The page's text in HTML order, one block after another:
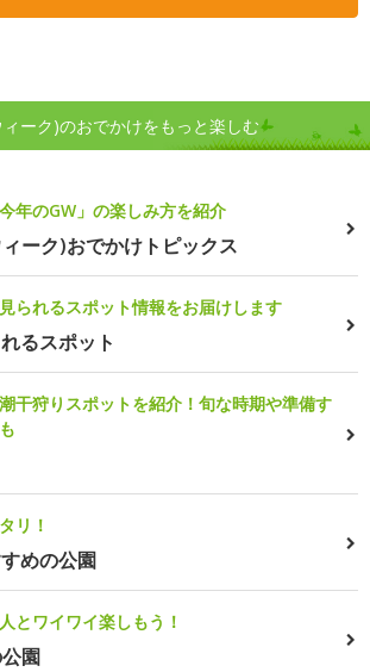
ーク)のおでかけをもっと楽しむ
年のGW」の楽しみ方を紹介
ーク)おでかけトピックス
られるスポット情報をお届けします
るスポット
干狩りスポットを紹介！旬な時期や準備す
リ！
めの公園
とワイワイ楽しもう！
園